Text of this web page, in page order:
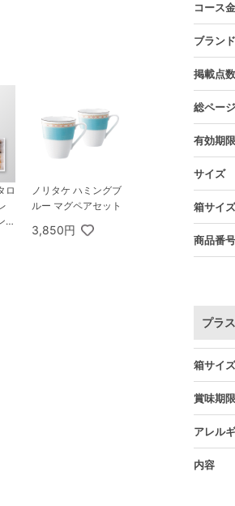
ロ
1
ノリタケ ハミングブ
ルー マグペアセット
3,850円
コース
ブラン
掲載点数
総ペー
有効期限
サイズ
箱サイズ
商品番号
プラ
箱サイズ
賞味期限
アレル
内容